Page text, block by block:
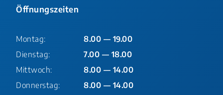
Öffnungszeiten
Montag:
8.00 — 19.00
Dienstag:
7.00 — 18.00
Mittwoch:
8.00 — 14.00
Donnerstag:
8.00 — 14.00